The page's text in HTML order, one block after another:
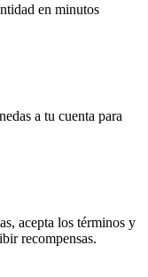
en minutos
a tu cuenta para
acepta los términos y
recompensas.